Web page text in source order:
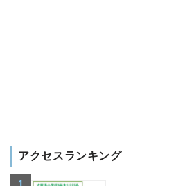
アクセスランキング